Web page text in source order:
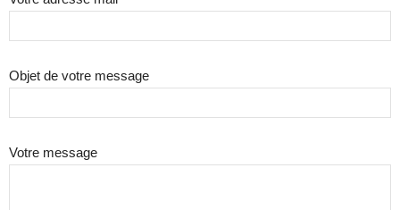
Objet de votre message
Votre message